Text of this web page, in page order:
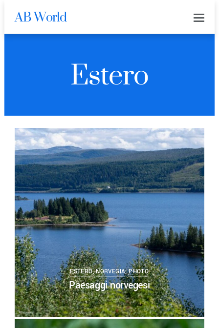
AB World
Estero
ESTERO,NORVEGIA,PHOTO
Paesaggi norvegesi